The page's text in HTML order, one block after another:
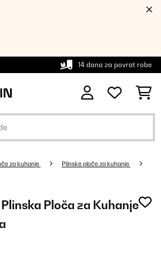
14 dana za povrat robe
za kuhanje Plinske ploče za kuhanje
Ploča za Kuhanje